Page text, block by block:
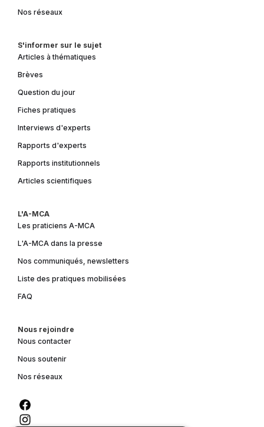
Nos réseaux
S'informer sur le sujet
Articles à thématiques
Brèves
Question du jour
Fiches pratiques
Interviews d'experts
Rapports d'experts
Rapports institutionnels
Articles scientifiques
L'A-MCA
Les praticiens A-MCA
L'A-MCA dans la presse
Nos communiqués, newsletters
Liste des pratiques mobilisées
FAQ
Nous rejoindre
Nous contacter
Nous soutenir
Nos réseaux